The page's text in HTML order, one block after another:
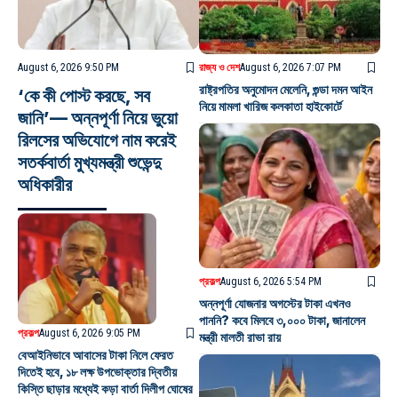
August 6, 2026 9:50 PM
‘কে কী পোস্ট করছে, সব
জানি’— অন্নপূর্ণা নিয়ে ভুয়ো
রিলসের অভিযোগে নাম করেই
সতর্কবার্তা মুখ্যমন্ত্রী শুভেন্দু
অধিকারীর
প্রকল্পAugust 6, 2026 9:05 PM
বেআইনিভাবে আবাসের টাকা নিলে ফেরত
দিতেই হবে, ১৮ লক্ষ উপভোক্তার দ্বিতীয়
কিস্তি ছাড়ার মধ্যেই কড়া বার্তা দিলীপ ঘোষের
রাজ্য ও দেশAugust 6, 2026 7:07 PM
রাষ্ট্রপতির অনুমোদন মেলেনি, গুন্ডা দমন আইন
নিয়ে মামলা খারিজ কলকাতা হাইকোর্টে
প্রকল্পAugust 6, 2026 5:54 PM
অন্নপূর্ণা যোজনার অগস্টের টাকা এখনও
পাননি? কবে মিলবে ৩,০০০ টাকা, জানালেন
মন্ত্রী মালতী রাভা রায়